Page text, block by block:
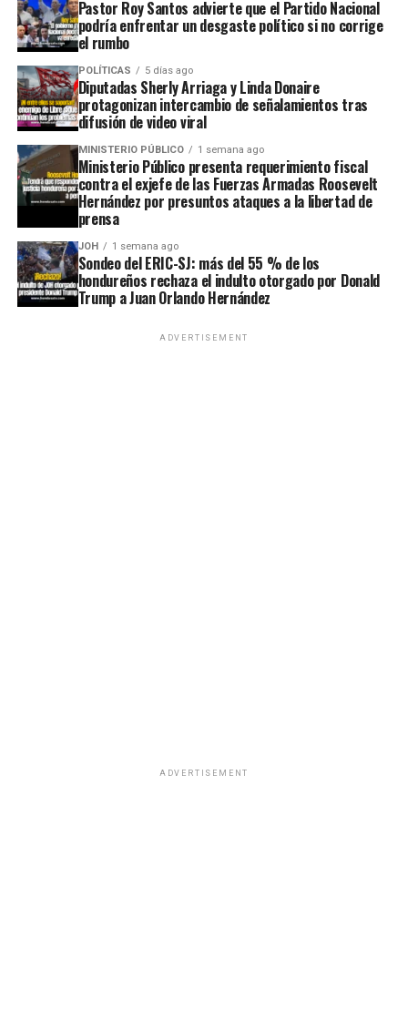
Pastor Roy Santos advierte que el Partido Nacional
podría enfrentar un desgaste político si no corrige
el rumbo
POLÍTICAS 5 días ago
Diputadas Sherly Arriaga y Linda Donaire
protagonizan intercambio de señalamientos tras
difusión de video viral
MINISTERIO PÚBLICO 1 semana ago
Ministerio Público presenta requerimiento fiscal
contra el exjefe de las Fuerzas Armadas Roosevelt
Hernández por presuntos ataques a la libertad de
prensa
JOH 1 semana ago
Sondeo del ERIC-SJ: más del 55 % de los
hondureños rechaza el indulto otorgado por Donald
Trump a Juan Orlando Hernández
ADVERTISEMENT
ADVERTISEMENT